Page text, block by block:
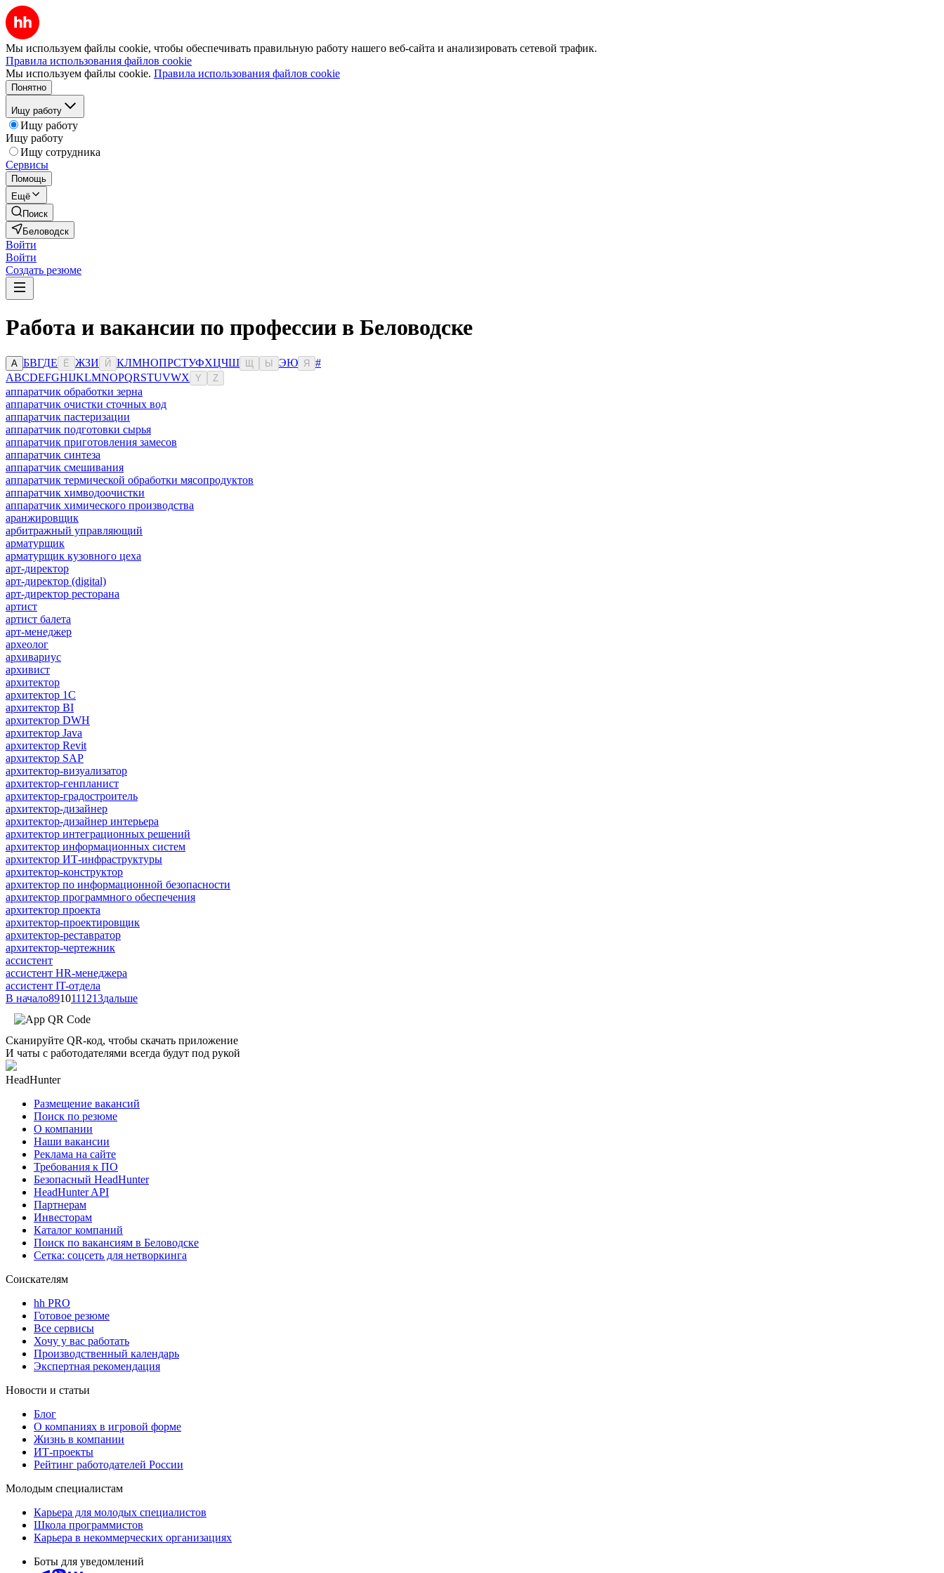
Мы используем файлы cookie, чтобы обеспечивать правильную работу нашего веб-сайта и анализировать сетевой трафик.
Правила использования файлов cookie
Мы используем файлы cookie. Правила использования файлов cookie
Понятно
Ищу работу
Ищу работу
Ищу работу
Ищу сотрудника
Сервисы
Помощь
Ещё
Поиск
Беловодск
Войти
Войти
Создать резюме
Работа и вакансии по профессии в Беловодске
А БВГДЕ Ё ЖЗИ Й КЛМНОПРСТУФХЦЧШ Ы ЭЮ Я
#
ABCDEFGHIJKLMNOPQRSTUVWX Y Z
аппаратчик обработки зерна
аппаратчик очистки сточных вод
аппаратчик пастеризации
аппаратчик подготовки сырья
аппаратчик приготовления замесов
аппаратчик синтеза
аппаратчик смешивания
аппаратчик термической обработки мясопродуктов
аппаратчик химводоочистки
аппаратчик химического производства
аранжировщик
арбитражный управляющий
арматурщик
арматурщик кузовного цеха
арт-директор
арт-директор (digital)
арт-директор ресторана
артист
артист балета
арт-менеджер
археолог
архивариус
архивист
архитектор
архитектор 1С
архитектор BI
архитектор DWH
архитектор Java
архитектор Revit
архитектор SAP
архитектор-визуализатор
архитектор-генпланист
архитектор-градостроитель
архитектор-дизайнер
архитектор-дизайнер интерьера
архитектор интеграционных решений
архитектор информационных систем
архитектор ИТ-инфраструктуры
архитектор-конструктор
архитектор по информационной безопасности
архитектор программного обеспечения
архитектор проекта
архитектор-проектировщик
архитектор-реставратор
архитектор-чертежник
ассистент
ассистент HR-менеджера
ассистент IT-отдела
В начало8910111213дальше
Сканируйте QR-код, чтобы скачать приложение
И чаты с работодателями всегда будут под рукой
HeadHunter
Размещение вакансий
Поиск по резюме
О компании
Наши вакансии
Реклама на сайте
Требования к ПО
Безопасный HeadHunter
HeadHunter API
Партнерам
Инвесторам
Каталог компаний
Поиск по вакансиям в Беловодске
Сетка: соцсеть для нетворкинга
Соискателям
hh PRO
Готовое резюме
Все сервисы
Хочу у вас работать
Производственный календарь
Экспертная рекомендация
Новости и статьи
Блог
О компаниях в игровой форме
Жизнь в компании
ИТ-проекты
Рейтинг работодателей России
Молодым специалистам
Карьера для молодых специалистов
Школа программистов
Карьера в некоммерческих организациях
Боты для уведомлений